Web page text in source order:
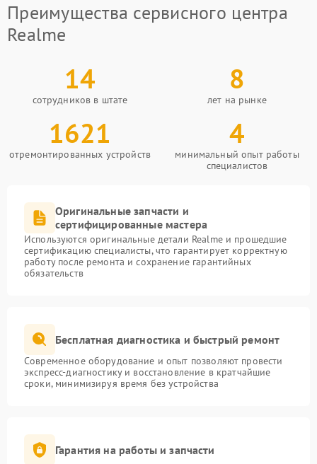
Преимущества сервисного центра
Realme
14
сотрудников в штате
8
лет на рынке
1621
отремонтированных устройств
4
минимальный опыт работы
специалистов
Оригинальные запчасти и
сертифицированные мастера
Используются оригинальные детали Realme и прошедшие
сертификацию специалисты, что гарантирует корректную
работу после ремонта и сохранение гарантийных
обязательств
Бесплатная диагностика и быстрый ремонт
Современное оборудование и опыт позволяют провести
экспресс-диагностику и восстановление в кратчайшие
сроки, минимизируя время без устройства
Гарантия на работы и запчасти